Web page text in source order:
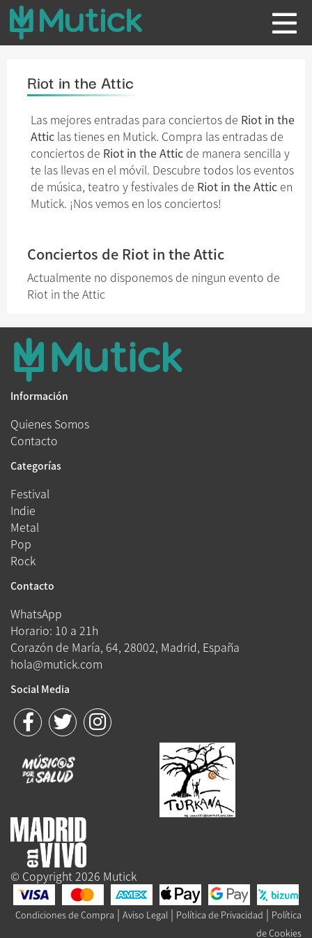
Riot in the Attic
Las mejores entradas para conciertos de Riot in the
Attic las tienes en Mutick. Compra las entradas de
conciertos de Riot in the Attic de manera sencilla y
te las llevas en el móvil. Descubre todos los eventos
de música, teatro y festivales de Riot in the Attic en
Mutick. ¡Nos vemos en los conciertos!
Conciertos de Riot in the Attic
Actualmente no disponemos de ningun evento de
Riot in the Attic
Información
Quienes Somos
Contacto
Categorías
Festival
Indie
Metal
Pop
Rock
Contacto
WhatsApp
Horario: 10 a 21h
Corazón de María, 64, 28002, Madrid, España
hola@mutick.com
Social Media
© Copyright 2026 Mutick
Condiciones de Compra | Aviso Legal | Política de Privacidad | Política
de Cookies